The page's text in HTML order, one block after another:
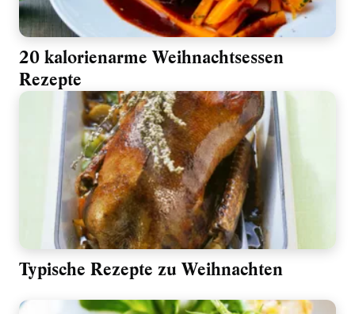
20 kalorienarme Weihnachtsessen
Rezepte
Typische Rezepte zu Weihnachten